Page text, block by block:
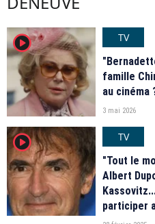
player2
TV
famille
au cinéma
3 mai 2026
player2
TV
"Tout le
Albert
participer